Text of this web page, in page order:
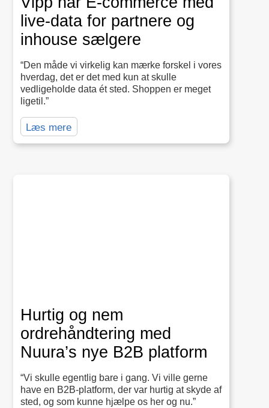
live-data for partnere og
inhouse sælgere
“Den måde vi virkelig kan mærke forskel i vores
hverdag, det er det med kun at skulle
vedligeholde data ét sted. Shoppen er meget
ligetil.”
Læs mere
Hurtig og nem
ordrehåndtering med
Nuura’s nye B2B platform
“Vi skulle egentlig bare i gang. Vi ville gerne
have en B2B-platform, der var hurtig at skyde af
sted, og som kunne hjælpe os her og nu.”